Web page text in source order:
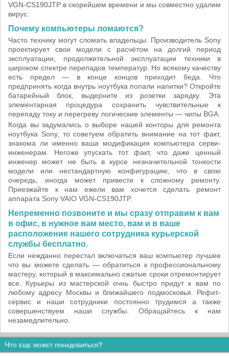
VGN-CS190JTP в скорейшем времени и мы совместно удалим
вирус.
Почему компьютеры ломаются?
Часто технику могут сломать владельцы. Производитель Sony
проектирует свои модели с расчётом на долгий период
эксплуатации, продолжительной эксплуатации техники в
широком спектре перепадов температур. Но всякому качеству
есть предел — в конце концов приходит беда. Что
предпринять когда внутрь ноутбука попали напитки? Откройте
батарейный блок, выдерните из розетки зарядку. Эта
элементарная процедура сохранить чувствительные к
перепаду току и перегреву логические элементы — чипы BGA.
Когда вы задумались о выборе нашей конторы для ремонта
ноутбука Sony, то советуем обратить внимание на тот факт,
знакома ли именно ваша модификация компьютера серви-
инженерам. Негоже упускать тот факт, что даже ценный
инженер может не быть в курсе незначительной тонкости
модели или нестандартную конфигурацию, что в свою
очередь, иногда может привести к сложному ремонту.
Приезжайте к нам ежели вам хочется сделать ремонт
аппарата Sony VAIO VGN-CS190JTP.
Непременно позвоните и мы сразу отправим к вам
в офис, в нужное вам место, вам и в ваше
расположение нашего сотрудника курьерской
службы бесплатно.
Если нежданно перестал включаться ваш компьютер лучшее
что вы можете сделать — обратиться к профессиональному
мастеру, который в максимально сжатые сроки отремонтирует
все. Курьеры из мастерской очнь быстро придут к вам по
любому адресу Москвы и ближайшего подмосковья. Рефит-
сервис и наши сотрудники постоянно трудимся а также
совершенствуем наши службы. Обращайтесь к нам
незамедлительно.
Что еще может понадобиться?